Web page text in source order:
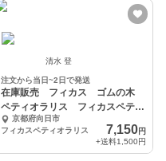
清水 登
注文から当日~2日で発送
在庫販売 フィカス ゴムの木
ペティオラリス フィカスペティ
オラリス 観葉植物
京都府向日市
フィカスペティオラリス
7,150円
+送料1,500円